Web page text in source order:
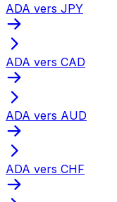
ADA vers JPY
ADA vers CAD
ADA vers AUD
ADA vers CHF